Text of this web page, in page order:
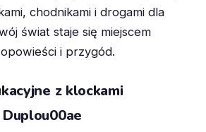
chodnikami i drogami dla
świat staje się miejscem
i przygód.
z klockami